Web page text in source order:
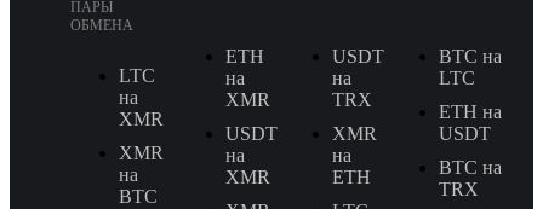
ПАРЫ
ОБМЕНА
LTC
на
XMR
XMR
на
BTC
ETH
на
XMR
USDT
на
XMR
USDT
на
TRX
XMR
на
ETH
BTC на
LTC
ETH на
USDT
BTC на
TRX